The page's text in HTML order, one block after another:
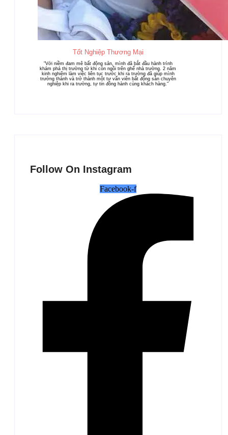
Tốt Nghiệp Thương Mại
"Với niềm đam mê bất động sản, mình đã bắt đầu hành trình
khám phá thị trường từ khi còn ngồi trên ghế nhà trường. 2 năm
kinh nghiệm làm việc liên tục trước khi ra trường đã giúp mình
trưởng thành và trở thành một tư vấn viên bất động sản chuyên
nghiệp khi ra trường, tự tin đồng hành cùng khách hàng."
Follow On Instagram
Facebook-f